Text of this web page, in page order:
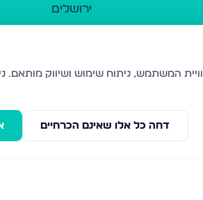
ירושלים
בית שמש
ביתר עילית
דחה כל אלו שאינם הכרחיים